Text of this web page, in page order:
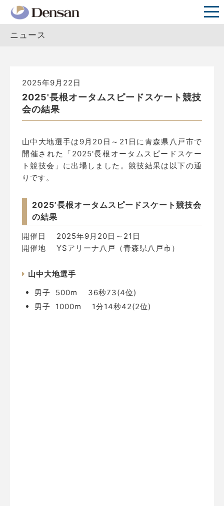
ニュース
2025年9月22日
2025'長根オータムスピードスケート競技
会の結果
山中大地選手は9月20日～21日に青森県八戸市で
開催された「2025'長根オータムスピードスケー
ト競技会」に出場しました。競技結果は以下の通
りです。
2025’長根オータムスピードスケート競技会
の結果
開催日 2025年9月20日～21日
開催地 YSアリーナ八戸（青森県八戸市）
山中大地選手
男子 500m 36秒73(4位)
男子 1000m 1分14秒42(2位)